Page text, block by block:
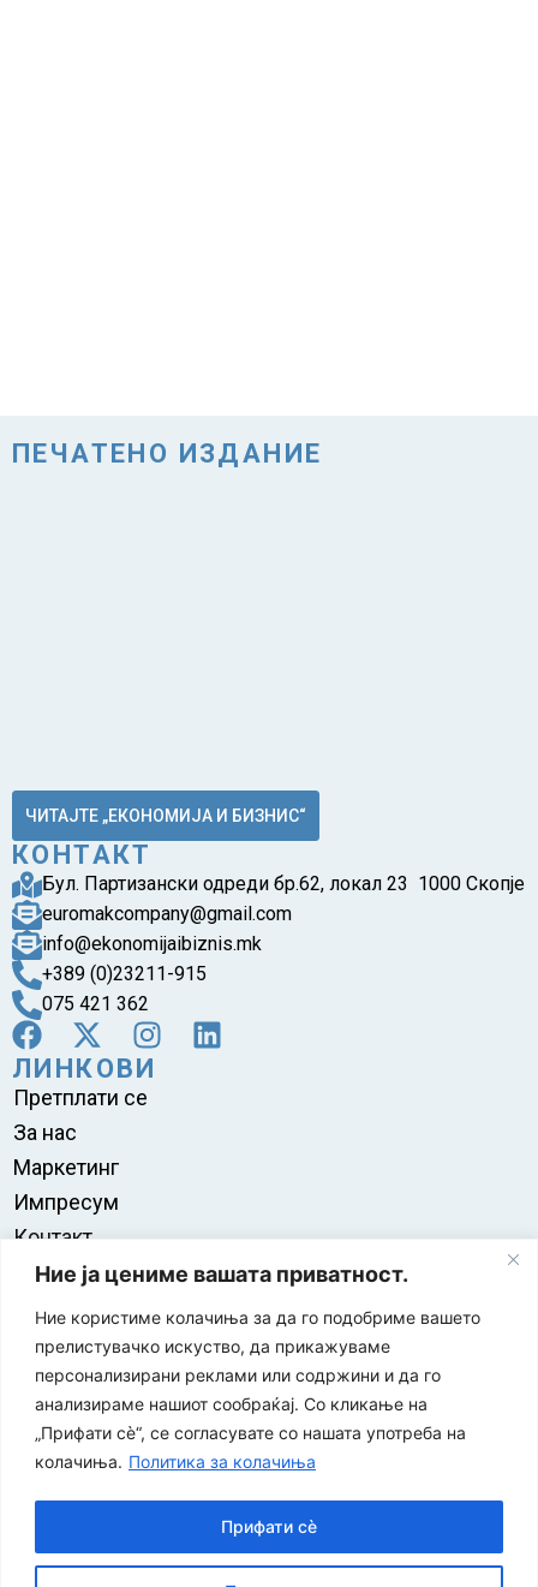
Ние ја цениме вашата приватност.
Ние користиме колачиња за да го подобриме вашето
прелистувачко искуство, да прикажуваме
персонализирани реклами или содржини и да го
анализираме нашиот сообраќај. Со кликање на
„Прифати сè“, се согласувате со нашата употреба на
колачиња. Политика за колачиња
Прифати сè
ПЕЧАТЕНО ИЗДАНИЕ
ЧИТАЈТЕ „ЕКОНОМИЈА И БИЗНИС“
КОНТАКТ
Бул. Партизански одреди бр.62, локал 23 1000 Скопје
euromakcompany@gmail.com
info@ekonomijaibiznis.mk
+389 (0)23211-915
075 421 362
ЛИНКОВИ
Претплати се
За нас
Маркетинг
Импресум
Контакт
Правила на користење